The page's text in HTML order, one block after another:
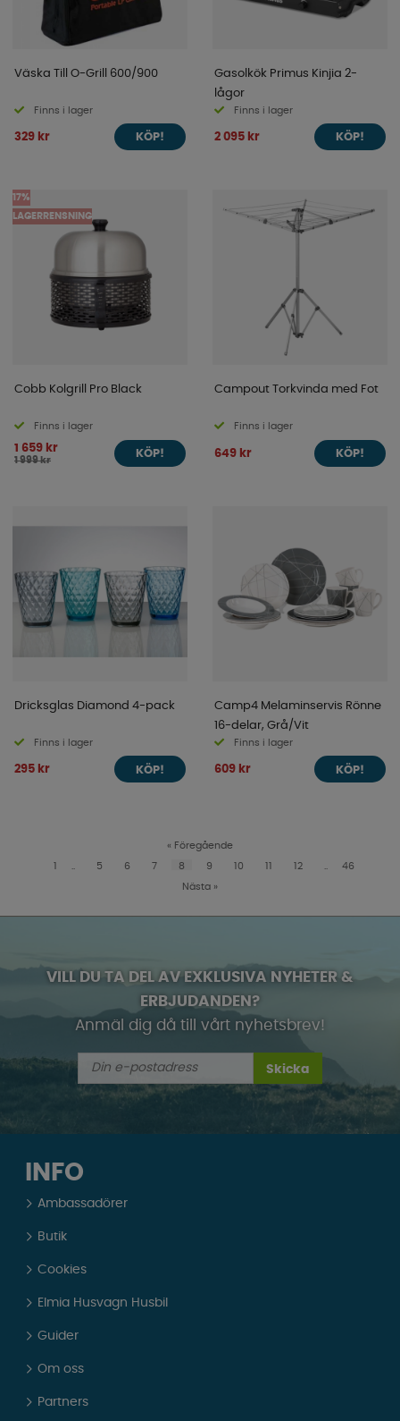
Väska Till O-Grill 600/900
Finns i lager
329 kr KÖP!
Gasolkök Primus Kinjia 2-
lågor
Finns i lager
2 095 kr KÖP!
17%
LAGERRENSNING
Cobb Kolgrill Pro Black
Finns i lager
1 659 kr
1 999 kr
KÖP!
Campout Torkvinda med Fot
Finns i lager
649 kr KÖP!
Dricksglas Diamond 4-pack
Finns i lager
295 kr KÖP!
Camp4 Melaminservis Rönne
16-delar, Grå/Vit
Finns i lager
609 kr KÖP!
« Föregående
1 5 6 7 8 9 10 11 12 46
Nästa »
VILL DU TA DEL AV EXKLUSIVA NYHETER &
ERBJUDANDEN?
Anmäl dig då till vårt nyhetsbrev!
Skicka
INFO
Ambassadörer
Butik
Cookies
Elmia Husvagn Husbil
Guider
Om oss
Partners